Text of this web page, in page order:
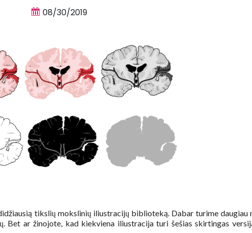
08/30/2019
tikslių mokslinių iliustracijų biblioteką. Dabar turime daugiau
Bet ar žinojote, kad kiekviena iliustracija turi šešias skirtingas